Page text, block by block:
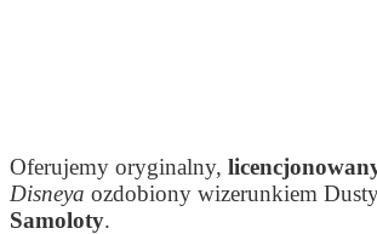
Oferujemy oryginalny,
Disneya ozdobiony wizerunkiem
Samoloty.